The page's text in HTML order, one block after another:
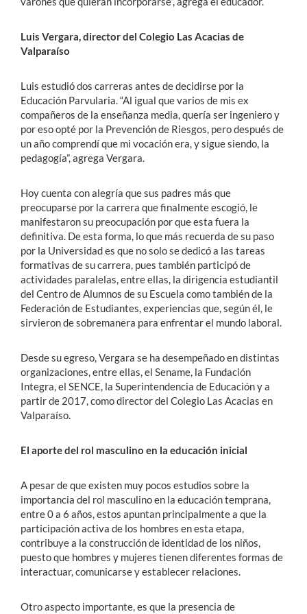
Luis Vergara, director del Colegio Las Acacias de
Valparaíso
Luis estudió dos carreras antes de decidirse por la
Educación Parvularia. “Al igual que varios de mis ex
compañeros de la enseñanza media, quería ser ingeniero y
por eso opté por la Prevención de Riesgos, pero después de
un año comprendí que mi vocación era, y sigue siendo, la
pedagogía”, agrega Vergara.
Hoy cuenta con alegría que sus padres más que
preocuparse por la carrera que finalmente escogió, le
manifestaron su preocupación por que esta fuera la
definitiva. De esta forma, lo que más recuerda de su paso
por la Universidad es que no solo se dedicó a las tareas
formativas de su carrera, pues también participó de
actividades paralelas, entre ellas, la dirigencia estudiantil
del Centro de Alumnos de su Escuela como también de la
Federación de Estudiantes, experiencias que, según él, le
sirvieron de sobremanera para enfrentar el mundo laboral.
Desde su egreso, Vergara se ha desempeñado en distintas
organizaciones, entre ellas, el Sename, la Fundación
Integra, el SENCE, la Superintendencia de Educación y a
partir de 2017, como director del Colegio Las Acacias en
Valparaíso.
El aporte del rol masculino en la educación inicial
A pesar de que existen muy pocos estudios sobre la
importancia del rol masculino en la educación temprana,
entre 0 a 6 años, estos apuntan principalmente a que la
participación activa de los hombres en esta etapa,
contribuye a la construcción de identidad de los niños,
puesto que hombres y mujeres tienen diferentes formas de
interactuar, comunicarse y establecer relaciones.
Otro aspecto importante, es que la presencia de